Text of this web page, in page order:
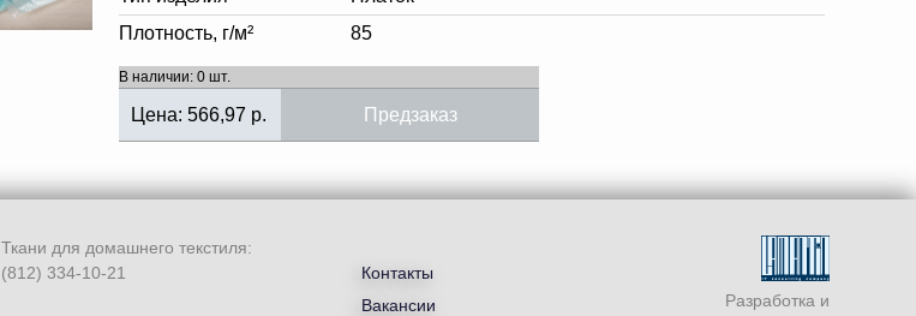
Плотность, г/м²
85
В наличии: 0 шт.
Цена: 566,97 р. Предзаказ
Разработка и
Ткани для домашнего текстиля:
(812) 334-10-21
Контакты
Вакансии